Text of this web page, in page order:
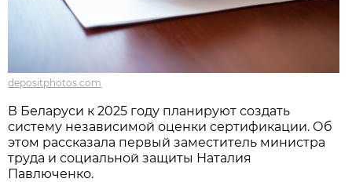
depositphotos.com
В Беларуси к 2025 году планируют создать
систему независимой оценки сертификации. Об
этом рассказала первый заместитель министра
труда и социальной защиты Наталия
Павлюченко.